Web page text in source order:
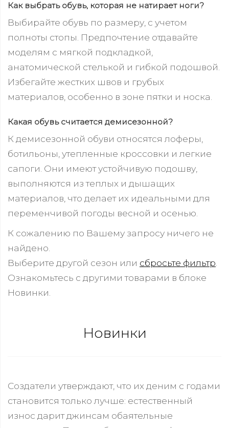
Как выбрать обувь, которая не натирает ноги?
Выбирайте обувь по размеру, с учетом
полноты стопы. Предпочтение отдавайте
моделям с мягкой подкладкой,
анатомической стелькой и гибкой подошвой.
Избегайте жестких швов и грубых
материалов, особенно в зоне пятки и носка.
Какая обувь считается демисезонной?
К демисезонной обуви относятся лоферы,
ботильоны, утепленные кроссовки и легкие
сапоги. Они имеют устойчивую подошву,
выполняются из теплых и дышащих
материалов, что делает их идеальными для
переменчивой погоды весной и осенью.
К сожалению по Вашему запросу ничего не
найдено.
Выберите другой сезон или сбросьте фильтр
Ознакомьтесь с другими товарами в блоке
Новинки.
Новинки
Создатели утверждают, что их деним с годами
становится только лучше: естественный
износ дарит джинсам обаятельные